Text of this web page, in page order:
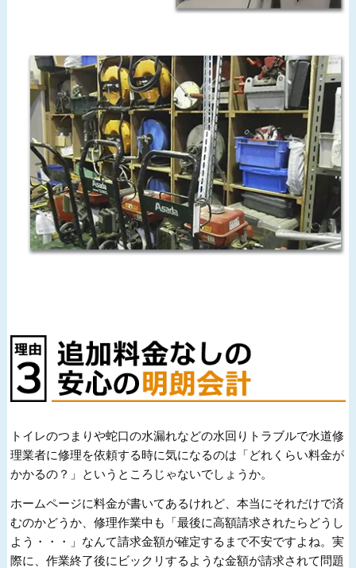
トイレのつまりや蛇口の水漏れなどの水回りトラブルで水道修
理業者に修理を依頼する時に気になるのは「どれくらい料金が
かかるの？」というところじゃないでしょうか。
ホームページに料金が書いてあるけれど、本当にそれだけで済
むのかどうか、修理作業中も「最後に高額請求されたらどうし
よう・・・」なんて請求金額が確定するまで不安ですよね。実
際に、作業終了後にビックリするような金額が請求されて問題